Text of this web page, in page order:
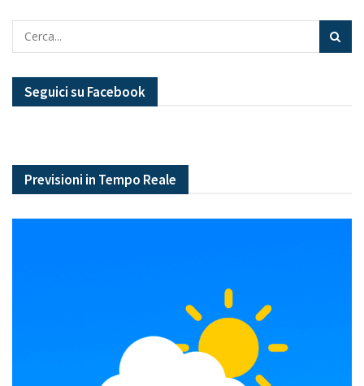
Seguici su Facebook
Previsioni in Tempo Reale